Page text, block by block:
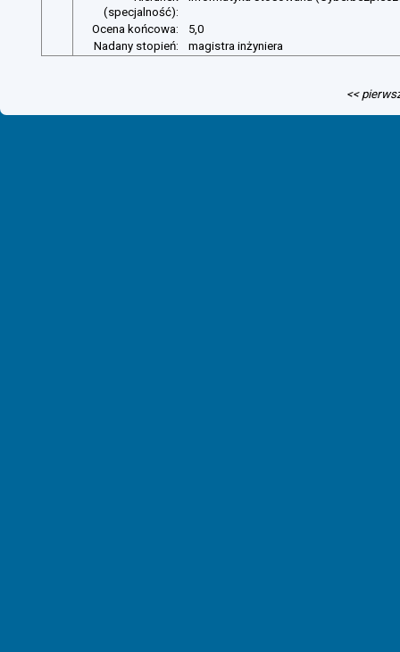
(specjalność):
Ocena końcowa:
5,0
Nadany stopień:
magistra inżyniera
<<